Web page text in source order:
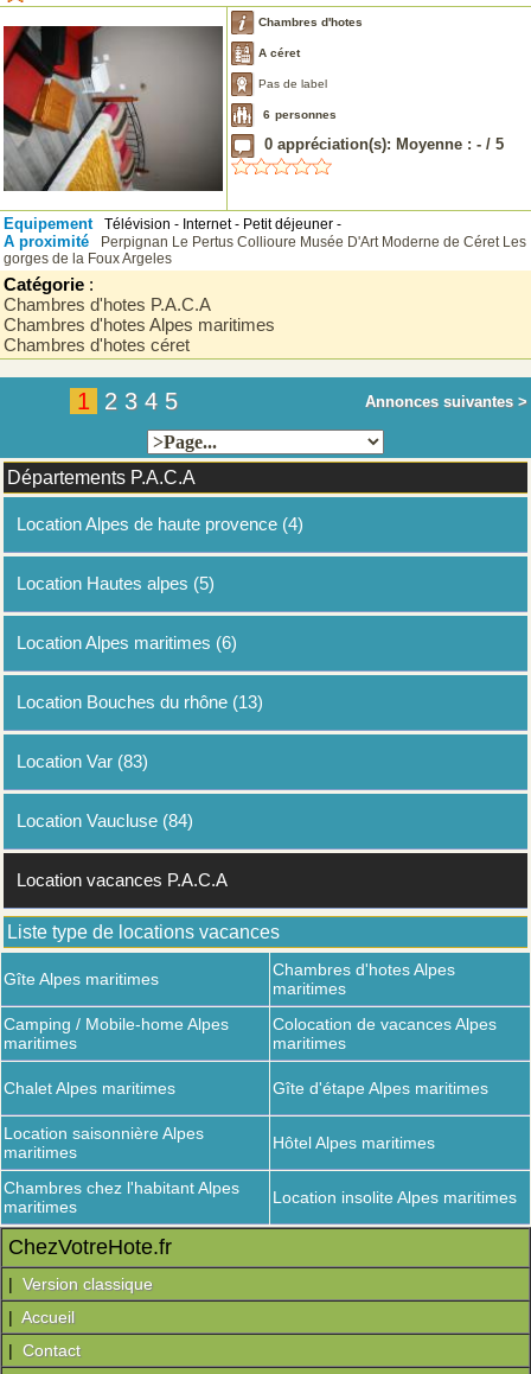
Chambres d'hotes
A céret
Pas de label
6 personnes
0 appréciation(s): Moyenne : - / 5
Equipement Télévision - Internet - Petit déjeuner -
A proximité Perpignan Le Pertus Collioure Musée D'Art Moderne de Céret Les
gorges de la FouxArgeles
Catégorie :
Chambres d'hotes P.A.C.A
Chambres d'hotes Alpes maritimes
Chambres d'hotes céret
1 2 3 4 5 Annonces suivantes >
Départements P.A.C.A
Location Alpes de haute provence (4)
Location Hautes alpes (5)
Location Alpes maritimes (6)
Location Bouches du rhône (13)
Location Var (83)
Location Vaucluse (84)
Location vacances P.A.C.A
Liste type de locations vacances
Gîte Alpes maritimes
Chambres d'hotes Alpes
maritimes
Camping / Mobile-home Alpes
maritimes
Colocation de vacances Alpes
maritimes
Chalet Alpes maritimes Gîte d'étape Alpes maritimes
Location saisonnière Alpes
maritimes
Hôtel Alpes maritimes
Chambres chez l'habitant Alpes
maritimes
Location insolite Alpes maritimes
ChezVotreHote.fr
| Version classique
| Accueil
| Contact